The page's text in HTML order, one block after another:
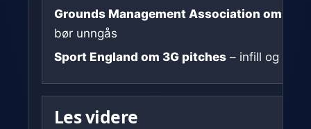
Grounds Management Association om
bør unngås
Sport England om 3G pitches– infill og
Les videre